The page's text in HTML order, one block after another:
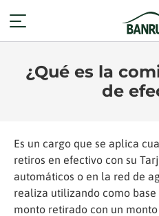
¿Qué es la
de
Es un cargo que se aplica
retiros en efectivo con su
automáticos o en la red de
realiza utilizando como
monto retirado con un